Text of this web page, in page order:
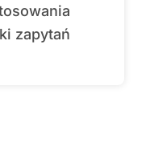
zapytań